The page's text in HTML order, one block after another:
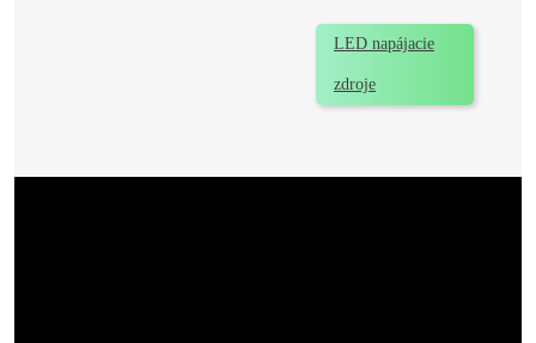
LED napájacie
zdroje